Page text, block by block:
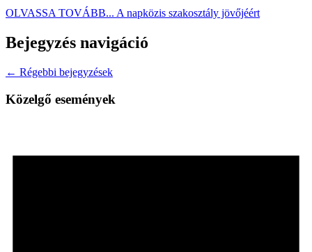
OLVASSA TOVÁBB... A napközis szakosztály jövőjéért
Bejegyzés navigáció
← Régebbi bejegyzések
Közelgő események